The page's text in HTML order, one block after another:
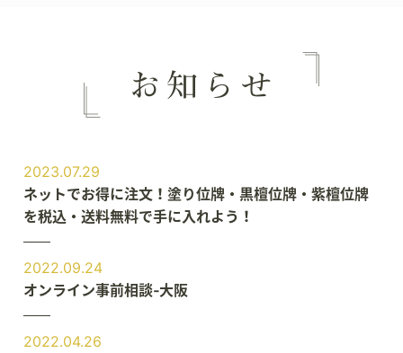
2023.07.29
ネットでお得に注文！塗り位牌・黒檀位牌・紫檀位牌
を税込・送料無料で手に入れよう！
2022.09.24
オンライン事前相談‐大阪
2022.04.26